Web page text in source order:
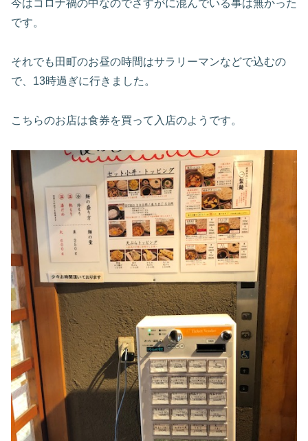
今はコロナ禍の中なのでさすがに混んでいる事は無かった
です。
それでも田町のお昼の時間はサラリーマンなどで込むの
で、13時過ぎに行きました。
こちらのお店は食券を買って入店のようです。